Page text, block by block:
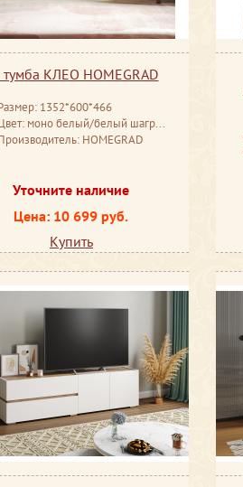
КЛЕО HOMEGRAD
1352*600*466
моно белый/белый шагрень
HOMEGRAD
Уточните наличие
Цена: 10 699 руб.
Купить